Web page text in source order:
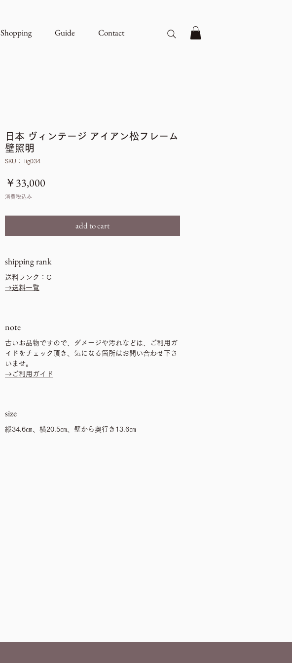
Shopping Guide Contact
日本 ヴィンテージ アイアン松フレーム
壁照明
SKU： lig034
￥33,000
消費税込み
add to cart
shipping rank
送料ランク：C
→送料一覧
note
古いお品物ですので、ダメージや汚れなどは、ご利用ガ
イドをチェック頂き、気になる箇所はお問い合わせ下さ
いませ。
→ご利用ガイド
size
縦34.6㎝、横20.5㎝、壁から奥行き13.6㎝